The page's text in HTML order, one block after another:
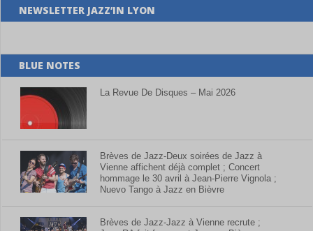
NEWSLETTER JAZZ’IN LYON
BLUE NOTES
La Revue De Disques – Mai 2026
Brèves de Jazz-Deux soirées de Jazz à
Vienne affichent déjà complet ; Concert
hommage le 30 avril à Jean-Pierre Vignola ;
Nuevo Tango à Jazz en Bièvre
Brèves de Jazz-Jazz à Vienne recrute ;